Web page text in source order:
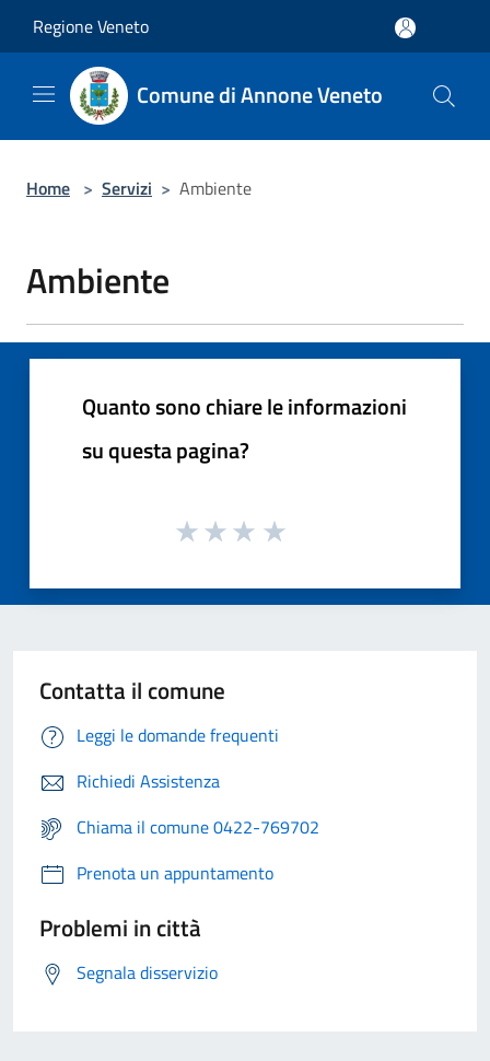
Regione Veneto
Comune di Annone Veneto
Home > Servizi > Ambiente
Ambiente
Quanto sono chiare le informazioni
su questa pagina?
Contatta il comune
Leggi le domande frequenti
Richiedi Assistenza
Chiama il comune 0422-769702
Prenota un appuntamento
Problemi in città
Segnala disservizio